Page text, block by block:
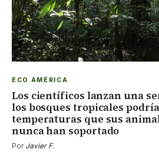
ECO AMÉRICA
Los científicos lanzan una
los bosques tropicales
temperaturas que sus
nunca han soportado
Por Javier F.